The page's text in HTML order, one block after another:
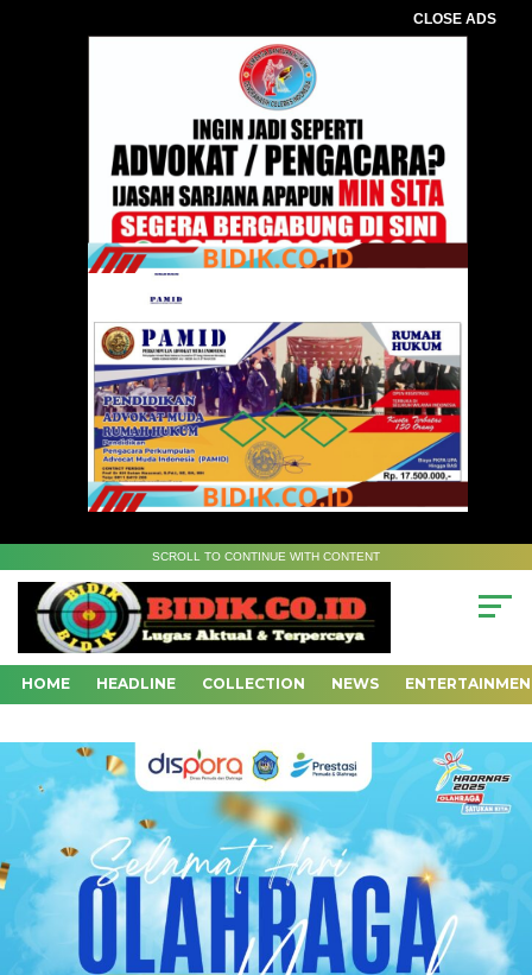
CLOSE ADS
SCROLL TO CONTINUE WITH CONTENT
HOME HEADLINE COLLECTION NEWS